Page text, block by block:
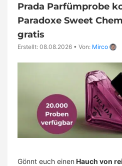
Prada Parfümprobe
Paradoxe Sweet
gratis
Erstellt: 08.08.2026 • Von: Mirco
Gönnt euch einen Hauch von